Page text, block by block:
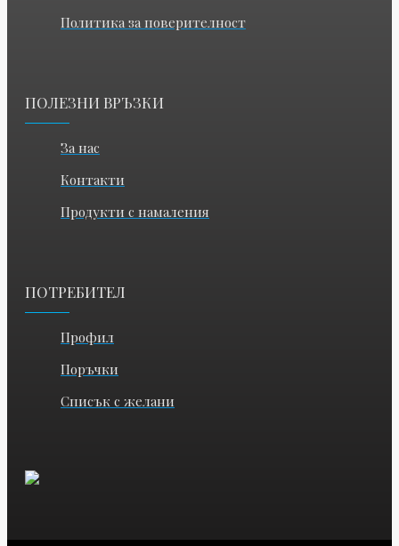
Политика за поверителност
ПОЛЕЗНИ ВРЪЗКИ
За нас
Контакти
Продукти с намаления
ПОТРЕБИТЕЛ
Профил
Поръчки
Списък с желани